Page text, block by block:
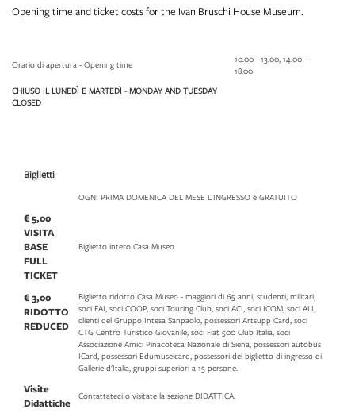
Opening time and ticket costs for the Ivan Bruschi House Museum.
Orario di apertura - Opening time
10.00 - 13.00, 14.00 -
18.00
CHIUSO IL LUNEDÌ E MARTEDÌ - MONDAY AND TUESDAY
CLOSED
Biglietti
OGNI PRIMA DOMENICA DEL MESE L'INGRESSO è GRATUITO
€ 5,00
VISITA
BASE
FULL
TICKET
Biglietto intero Casa Museo
€ 3,00
RIDOTTO
REDUCED
Biglietto ridotto Casa Museo - maggiori di 65 anni, studenti, militari,
soci FAI, soci COOP, soci Touring Club, soci ACI, soci ICOM, soci ALI,
clienti del Gruppo Intesa Sanpaolo, possessori Artsupp Card, soci
CTG Centro Turistico Giovanile, soci Fiat 500 Club Italia, soci
Associazione Amici Pinacoteca Nazionale di Siena, possessori autobus
ICard, possessori Edumuseicard, possessori del biglietto di ingresso di
Gallerie d'Italia, gruppi superiori a 15 persone.
Visite
Didattiche
Contattateci o visitate la sezione DIDATTICA.